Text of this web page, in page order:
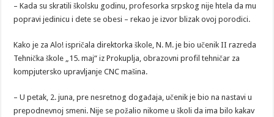
– Kada su skratili školsku godinu, profesorka srpskog nije htela da mu
popravi jedinicu i dete se obesi – rekao je izvor blizak ovoj porodici.
Kako je za Alo! ispričala direktorka škole, N. M. je bio učenik II razreda
Tehnička škole „15. maj“ iz Prokuplja, obrazovni profil tehničar za
kompjutersko upravljanje CNC mašina.
– U petak, 2. juna, pre nesretnog događaja, učenik je bio na nastavi u
prepodnevnoj smeni. Nije se požalio nikome u školi da ima bilo kakav